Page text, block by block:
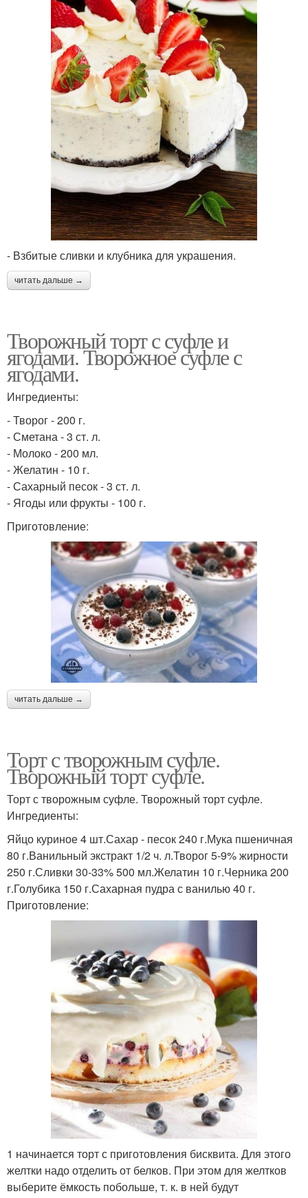
- Взбитые сливки и клубника для украшения.
читать дальше →
Творожный торт с суфле и
ягодами. Творожное суфле с
ягодами.
Ингредиенты:
- Творог - 200 г.
- Сметана - 3 ст. л.
- Молоко - 200 мл.
- Желатин - 10 г.
- Сахарный песок - 3 ст. л.
- Ягоды или фрукты - 100 г.
Приготовление:
читать дальше →
Торт с творожным суфле.
Творожный торт суфле.
Торт с творожным суфле. Творожный торт суфле.
Ингредиенты:
Яйцо куриное 4 шт.Сахар - песок 240 г.Мука пшеничная
80 г.Ванильный экстракт 1/2 ч. л.Творог 5-9% жирности
250 г.Сливки 30-33% 500 мл.Желатин 10 г.Черника 200
г.Голубика 150 г.Сахарная пудра с ванилью 40 г.
Приготовление:
1 начинается торт с приготовления бисквита. Для этого
желтки надо отделить от белков. При этом для желтков
выберите ёмкость побольше, т. к. в ней будут